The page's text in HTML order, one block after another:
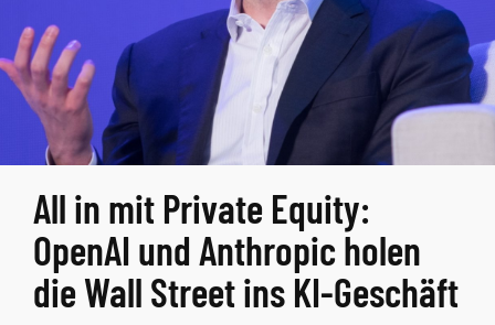
All in mit Private Equity:
OpenAI und Anthropic holen
die Wall Street ins KI-Geschäft